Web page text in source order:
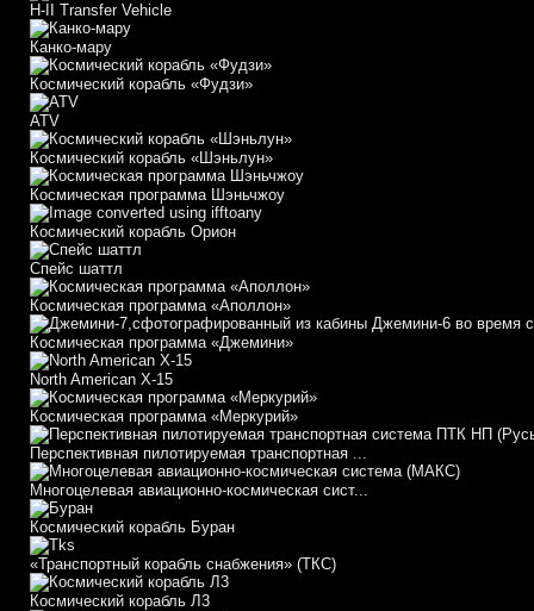
H-II Transfer Vehicle
Канко-мару
Космический корабль «Фудзи»
АТV
Космический корабль «Шэньлун»
Космическая программа Шэньчжоу
Космический корабль Орион
Спейс шаттл
Космическая программа «Аполлон»
Космическая программа «Джемини»
North American X-15
Космическая программа «Меркурий»
Перспективная пилотируемая транспортная ...
Многоцелевая авиационно-космическая сист...
Космический корабль Буран
«Транспортный корабль снабжения» (ТКС)
Космический корабль Л3